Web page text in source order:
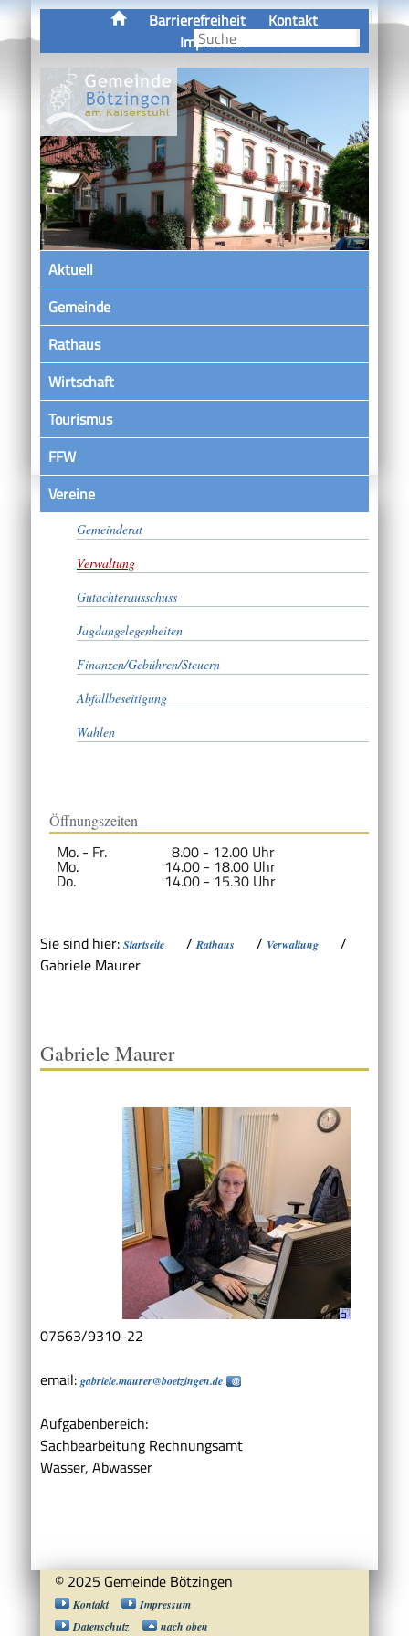
Barrierefreiheit
Kontakt
Impressum
Aktuell
Gemeinde
Rathaus
Wirtschaft
Tourismus
FFW
VereineBürgermeister
Gemeinderat
Verwaltung
Gutachterausschuss
Jagdangelegenheiten
Finanzen/Gebühren/Steuern
Abfallbeseitigung
Wahlen
Öffnungszeiten
Mo. - Fr. 8.00 - 12.00 Uhr
Mo. 14.00 - 18.00 Uhr
Do. 14.00 - 15.30 Uhr
Sie sind hier: Startseite /Rathaus / Verwaltung
/
Gabriele Maurer
Gabriele Maurer
07663/9310-22
email: gabriele.maurer@boetzingen.de
Aufgabenbereich:
Sachbearbeitung Rechnungsamt
Wasser, Abwasser
© 2025 Gemeinde Bötzingen
Kontakt
Impressum
Datenschutz
nach oben